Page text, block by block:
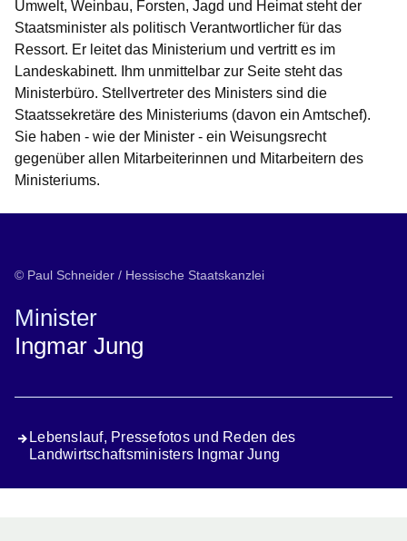
Umwelt, Weinbau, Forsten, Jagd und Heimat steht der
Staatsminister als politisch Verantwortlicher für das
Ressort. Er leitet das Ministerium und vertritt es im
Landeskabinett. Ihm unmittelbar zur Seite steht das
Ministerbüro. Stellvertreter des Ministers sind die
Staatssekretäre des Ministeriums (davon ein Amtschef).
Sie haben - wie der Minister - ein Weisungsrecht
gegenüber allen Mitarbeiterinnen und Mitarbeitern des
Ministeriums.
© Paul Schneider / Hessische Staatskanzlei
Minister
Ingmar Jung
Lebenslauf, Pressefotos und Reden des
Landwirtschaftsministers Ingmar Jung